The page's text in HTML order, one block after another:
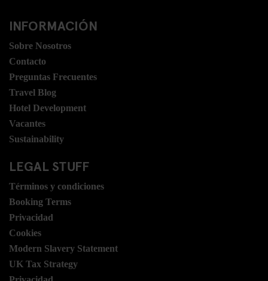
INFORMACIÓN
Sobre Nosotros
Contacto
Preguntas Frecuentes
Travel Blog
Hotel Development
Vacantes
Sustainability
LEGAL STUFF
Términos y condiciones
Booking Terms
Privacidad
Cookies
Modern Slavery Statement
UK Tax Strategy